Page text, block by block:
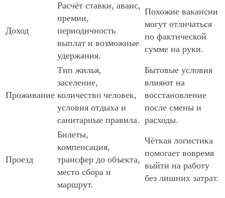
Доход
Расчёт ставки, аванс,
премии,
периодичность
выплат и возможные
удержания.
Похожие вакансии
могут отличаться
по фактической
сумме на руки.
Проживание
Тип жилья,
заселение,
количество человек,
условия отдыха и
санитарные правила.
Бытовые условия
влияют на
восстановление
после смены и
расходы.
Проезд
Билеты,
компенсация,
трансфер до объекта,
место сбора и
маршрут.
Чёткая логистика
помогает вовремя
выйти на работу
без лишних затрат.